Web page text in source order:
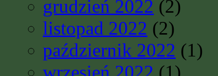
grudzień 2022 (2)
listopad 2022 (2)
październik 2022 (1)